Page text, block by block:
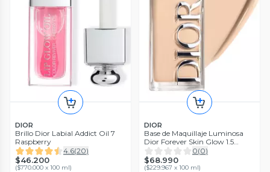
DIOR
Brillo Dior Labial Addict Oil 7
Raspberry
4.6(20)
$46.200
($770.000 x 100 ml)
DIOR
Base de Maquillaje Luminosa
Dior Forever Skin Glow 1.5
Neutral
0(0)
$68.990
($229.967 x 100 ml)